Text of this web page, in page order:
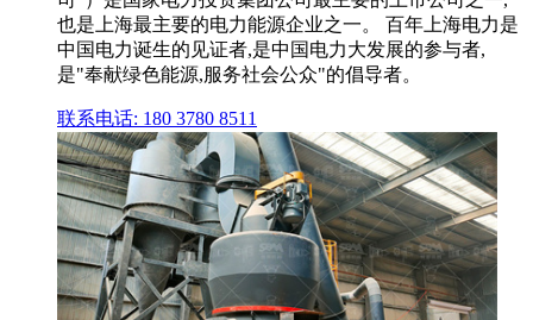
也是上海最主要的电力能源企业之一。 百年上海电力是
中国电力诞生的见证者,是中国电力大发展的参与者,
是"奉献绿色能源,服务社会公众"的倡导者。
联系电话: 180 3780 8511